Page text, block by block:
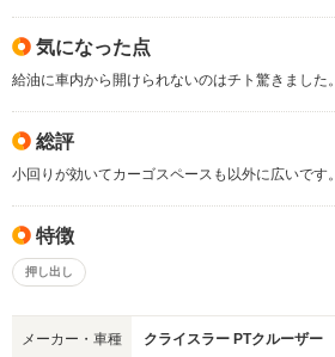
気になった点
給油に車内から開けられないのはチト驚きました。
総評
小回りが効いてカーゴスペースも以外に広いです。
特徴
押し出し
メーカー・車種 クライスラー PTクルーザー